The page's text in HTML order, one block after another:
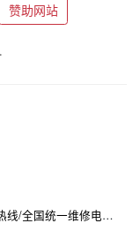
赞助网站
统一维修电话是多少